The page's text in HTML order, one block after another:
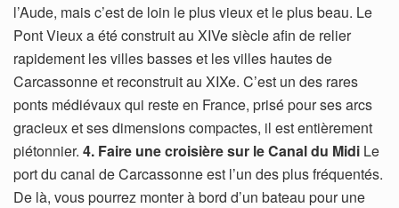
l’Aude, mais c’est de loin le plus vieux et le plus beau. Le
Pont Vieux a été construit au XIVe siècle afin de relier
rapidement les villes basses et les villes hautes de
Carcassonne et reconstruit au XIXe. C’est un des rares
ponts médiévaux qui reste en France, prisé pour ses arcs
gracieux et ses dimensions compactes, il est entièrement
piétonnier. 4. Faire une croisière sur le Canal du Midi Le
port du canal de Carcassonne est l’un des plus fréquentés.
De là, vous pourrez monter à bord d’un bateau pour une